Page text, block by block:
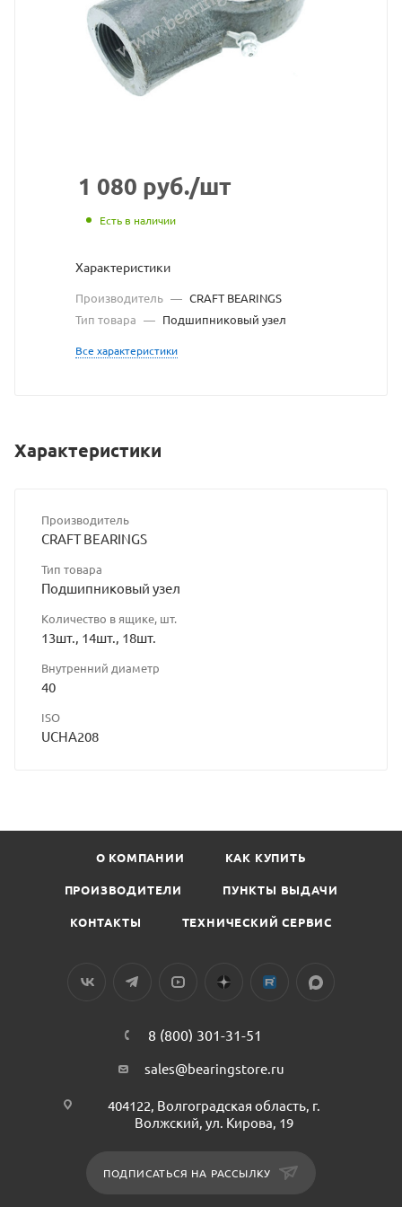
с
сайта
https://
без
разрешения
сайта
1 080 руб./шт
Есть в наличии
Характеристики
Производитель — CRAFT BEARINGS
Тип товара — Подшипниковый узел
Все характеристики
Характеристики
Производитель
CRAFT BEARINGS
Тип товара
Подшипниковый узел
Количество в ящике, шт.
13шт., 14шт., 18шт.
Внутренний диаметр
40
ISO
UCHA208
О КОМПАНИИ КАК КУПИТЬ
ПРОИЗВОДИТЕЛИ ПУНКТЫ ВЫДАЧИ
КОНТАКТЫ ТЕХНИЧЕСКИЙ СЕРВИС
8 (800) 301-31-51
sales@bearingstore.ru
404122, Волгоградская область, г.
Волжский, ул. Кирова, 19
ПОДПИСАТЬСЯ НА РАССЫЛКУ